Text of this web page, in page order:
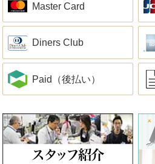
Master Card
Diners Club
Paid（後払い）